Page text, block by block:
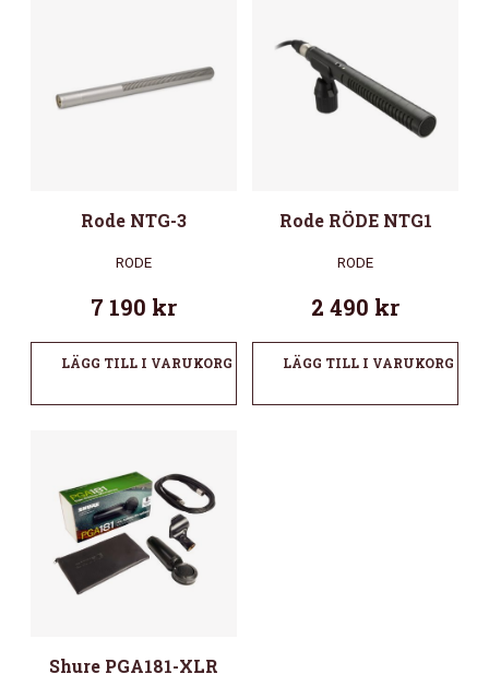
Rode NTG-3
RODE
7 190 kr
LÄGG TILL I VARUKORG
Rode RÖDE NTG1
RODE
2 490 kr
LÄGG TILL I VARUKORG
Shure PGA181-XLR